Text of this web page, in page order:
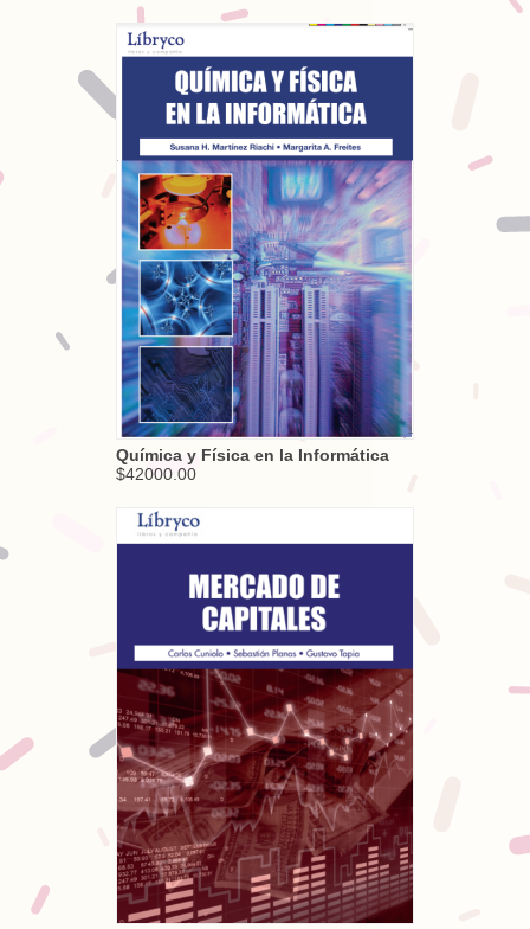
Química y Física en la Informática
$42000.00